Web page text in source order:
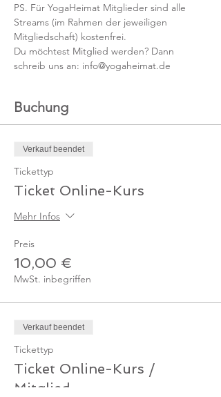
PS. Für YogaHeimat Mitglieder sind alle
Streams (im Rahmen der jeweiligen
Mitgliedschaft) kostenfrei.
Du möchtest Mitglied werden? Dann
schreib uns an: info@yogaheimat.de
Buchung
Verkauf beendet
Tickettyp
Ticket Online-Kurs
Mehr Infos
Preis
10,00 €
MwSt. inbegriffen
Verkauf beendet
Tickettyp
Ticket Online-Kurs /
Mitglied